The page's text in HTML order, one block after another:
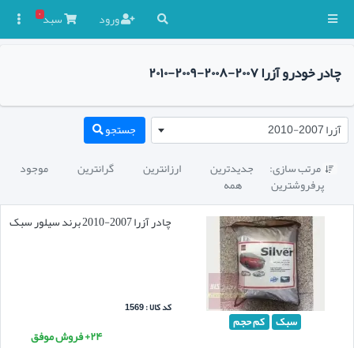
ورود سبد۰
چادر خودرو آزرا ۲۰۰۷-۲۰۰۸-۲۰۰۹-۲۰۱۰
آزرا 2007-2010 جستجو
 مرتب سازی: جدیدترین ارزانترین گرانترین موجود
پرفروشترین همه
سبک کم حجم
چادر آزرا 2007-2010 برند سیلور سبک
کد کالا : 1569
۲۴+ فروش موفق